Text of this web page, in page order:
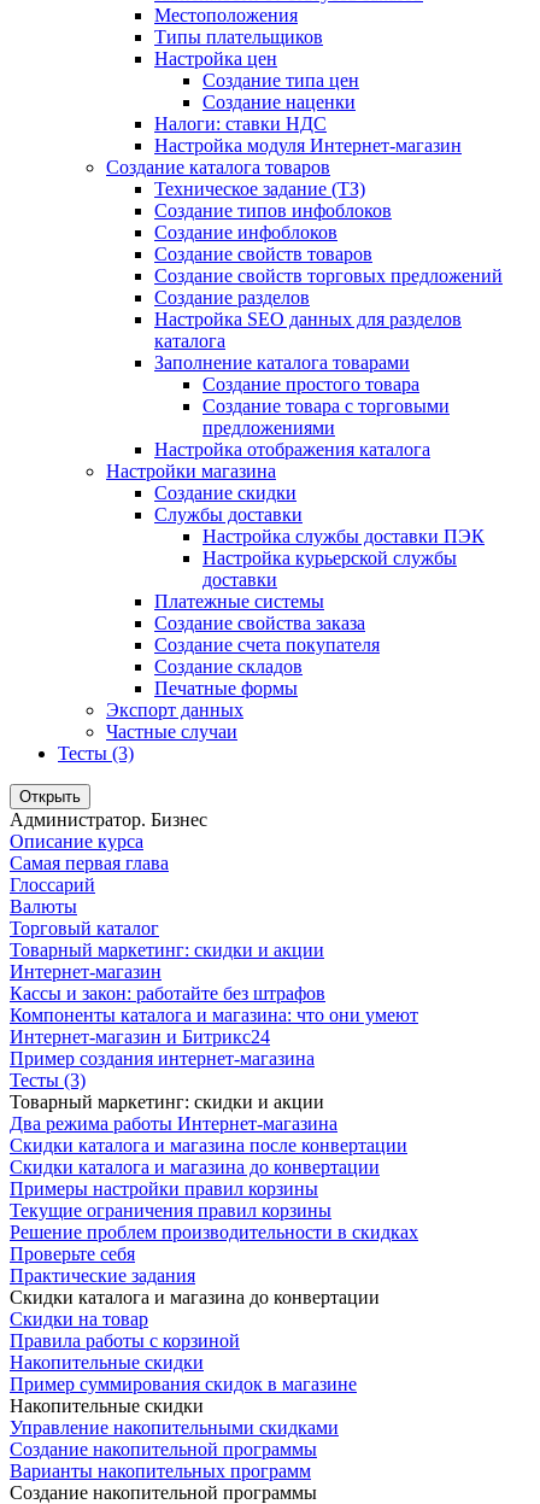
Местоположения
Типы плательщиков
Настройка цен
Создание типа цен
Создание наценки
Налоги: ставки НДС
Настройка модуля Интернет-магазин
Создание каталога товаров
Техническое задание (ТЗ)
Создание типов инфоблоков
Создание инфоблоков
Создание свойств товаров
Создание свойств торговых предложений
Создание разделов
Настройка SEO данных для разделов
каталога
Заполнение каталога товарами
Создание простого товара
Создание товара с торговыми
предложениями
Настройка отображения каталога
Настройки магазина
Создание скидки
Службы доставки
Настройка службы доставки ПЭК
Настройка курьерской службы
доставки
Платежные системы
Создание свойства заказа
Создание счета покупателя
Создание складов
Печатные формы
Экспорт данных
Частные случаи
Тесты (3)
Открыть
Администратор. Бизнес
Описание курса
Самая первая глава
Глоссарий
Валюты
Торговый каталог
Товарный маркетинг: скидки и акции
Интернет-магазин
Кассы и закон: работайте без штрафов
Компоненты каталога и магазина: что они умеют
Интернет-магазин и Битрикс24
Пример создания интернет-магазина
Тесты (3)
Товарный маркетинг: скидки и акции
Два режима работы Интернет-магазина
Скидки каталога и магазина после конвертации
Скидки каталога и магазина до конвертации
Примеры настройки правил корзины
Текущие ограничения правил корзины
Решение проблем производительности в скидках
Проверьте себя
Практические задания
Скидки каталога и магазина до конвертации
Скидки на товар
Правила работы с корзиной
Накопительные скидки
Пример суммирования скидок в магазине
Накопительные скидки
Управление накопительными скидками
Создание накопительной программы
Варианты накопительных программ
Создание накопительной программы